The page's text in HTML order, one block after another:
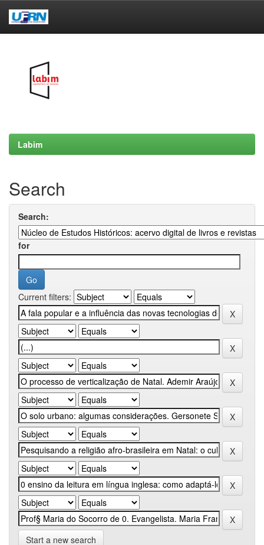
Labim
Search
Search:
for
Current filters:
Start a new search